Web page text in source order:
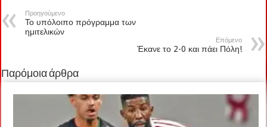
Προηγούμενο
Το υπόλοιπο πρόγραμμα των
ημιτελικών
Επόμενο
Έκανε το 2-0 και πάει Πόλη!
Παρόμοια άρθρα